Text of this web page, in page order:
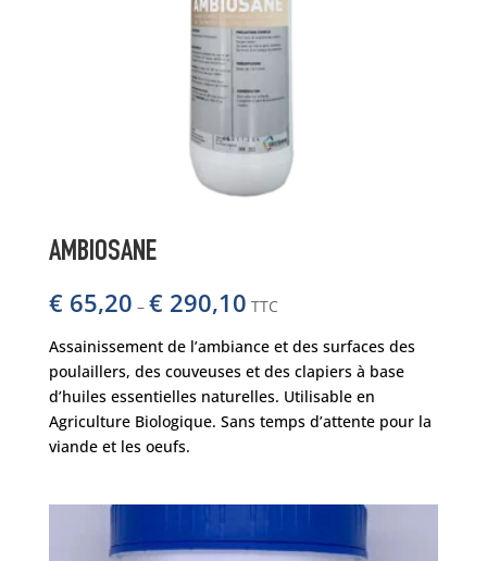
AMBIOSANE
€ 65,20 – € 290,10 TTC
Assainissement de l’ambiance et des surfaces des
poulaillers, des couveuses et des clapiers à base
d’huiles essentielles naturelles. Utilisable en
Agriculture Biologique. Sans temps d’attente pour la
viande et les oeufs.